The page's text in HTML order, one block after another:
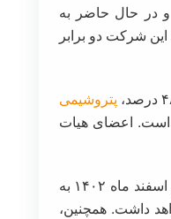
از سال ۱۳۷۲ تا ۱۴۰۲ افزایش یافته و در حال حاضر به
۱۳۹۹ تا ۱۴۰۳، ارزش کل سهام این شرکت دو برابر
پتروشیمی
حقیقی و حقوقی با ۱۸ درصد است. اعضای هیات
وی بیان کرد:سهمیه دو اتیل هگزانول پتروشیمی فارابی در سال گذشته ۲۸۹ تن بود که در اسفند ماه ۱۴۰۲ به
داشت. همچنین،